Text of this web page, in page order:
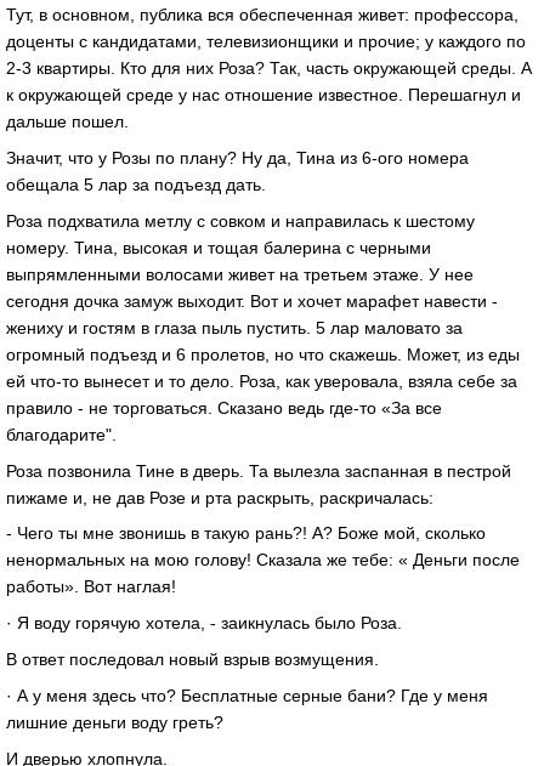
Тут, в основном, публика вся обеспеченная живет: профессора,
доценты с кандидатами, телевизионщики и прочие; у каждого по
2-3 квартиры. Кто для них Роза? Так, часть окружающей среды. А
к окружающей среде у нас отношение известное. Перешагнул и
дальше пошел.
Значит, что у Розы по плану? Ну да, Тина из 6-ого номера
обещала 5 лар за подъезд дать.
Роза подхватила метлу с совком и направилась к шестому
номеру. Тина, высокая и тощая балерина с черными
выпрямленными волосами живет на третьем этаже. У нее
сегодня дочка замуж выходит. Вот и хочет марафет навести -
жениху и гостям в глаза пыль пустить. 5 лар маловато за
огромный подъезд и 6 пролетов, но что скажешь. Может, из еды
ей что-то вынесет и то дело. Роза, как уверовала, взяла себе за
правило - не торговаться. Сказано ведь где-то «За все
благодарите".
Роза позвонила Тине в дверь. Та вылезла заспанная в пестрой
пижаме и, не дав Розе и рта раскрыть, раскричалась:
- Чего ты мне звонишь в такую рань?! А? Боже мой, сколько
ненормальных на мою голову! Сказала же тебе: « Деньги после
работы». Вот наглая!
· Я воду горячую хотела, - заикнулась было Роза.
В ответ последовал новый взрыв возмущения.
· А у меня здесь что? Бесплатные серные бани? Где у меня
лишние деньги воду греть?
И дверью хлопнула.